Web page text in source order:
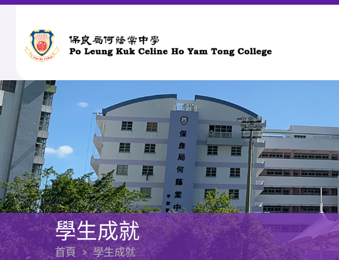
學生成就
首頁 > 學生成就